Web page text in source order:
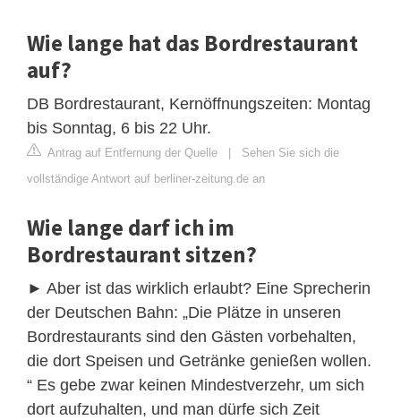
Wie lange hat das Bordrestaurant
auf?
DB Bordrestaurant, Kernöffnungszeiten: Montag
bis Sonntag, 6 bis 22 Uhr.
Antrag auf Entfernung der Quelle
Sehen Sie sich die
vollständige Antwort auf berliner-zeitung.de an
Wie lange darf ich im
Bordrestaurant sitzen?
► Aber ist das wirklich erlaubt? Eine Sprecherin
der Deutschen Bahn: „Die Plätze in unseren
Bordrestaurants sind den Gästen vorbehalten,
die dort Speisen und Getränke genießen wollen.
“ Es gebe zwar keinen Mindestverzehr, um sich
dort aufzuhalten, und man dürfe sich Zeit